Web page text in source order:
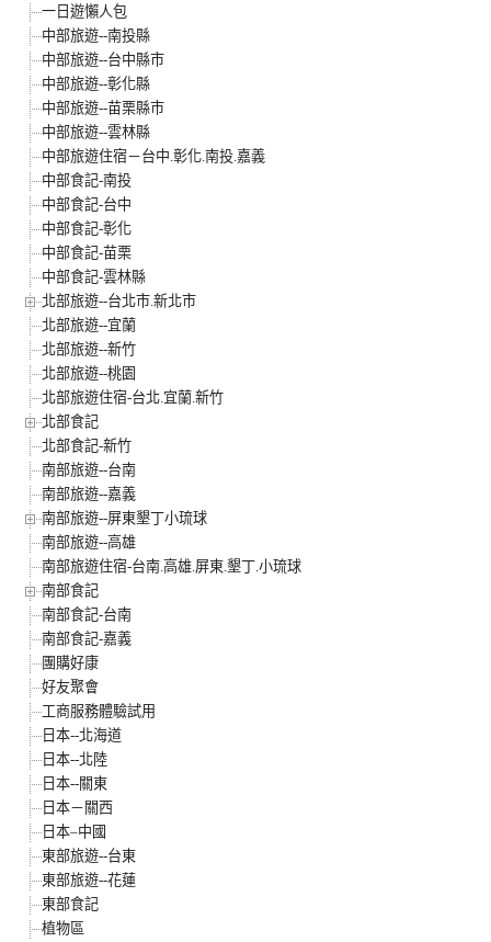
一日遊懶人包
中部旅遊--南投縣
中部旅遊--台中縣市
中部旅遊--彰化縣
中部旅遊--苗栗縣市
中部旅遊--雲林縣
中部旅遊住宿－台中.彰化.南投.嘉義
中部食記-南投
中部食記-台中
中部食記-彰化
中部食記-苗栗
中部食記-雲林縣
北部旅遊--台北市.新北市
北部旅遊--宜蘭
北部旅遊--新竹
北部旅遊--桃園
北部旅遊住宿-台北.宜蘭.新竹
北部食記
北部食記-新竹
南部旅遊--台南
南部旅遊--嘉義
南部旅遊--屏東墾丁小琉球
南部旅遊--高雄
南部旅遊住宿-台南.高雄.屏東.墾丁.小琉球
南部食記
南部食記-台南
南部食記-嘉義
團購好康
好友聚會
工商服務體驗試用
日本--北海道
日本--北陸
日本--關東
日本－關西
日本–中國
東部旅遊--台東
東部旅遊--花蓮
東部食記
植物區